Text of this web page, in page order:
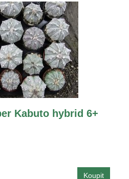
Kabuto hybrid 6+